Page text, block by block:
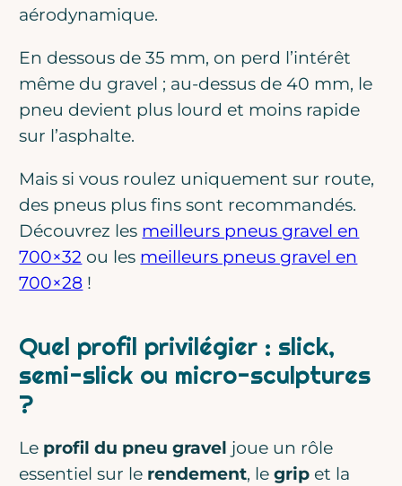
aérodynamique.
En dessous de 35 mm, on perd l’intérêt
même du gravel ; au-dessus de 40 mm, le
pneu devient plus lourd et moins rapide
sur l’asphalte.
Mais si vous roulez uniquement sur route,
des pneus plus fins sont recommandés.
Découvrez les meilleurs pneus gravel en
700×32 ou les meilleurs pneus gravel en
700×28 !
Quel profil privilégier : slick,
semi-slick ou micro-sculptures
?
Le profil du pneu gravel joue un rôle
essentiel sur le rendement, legrip et la